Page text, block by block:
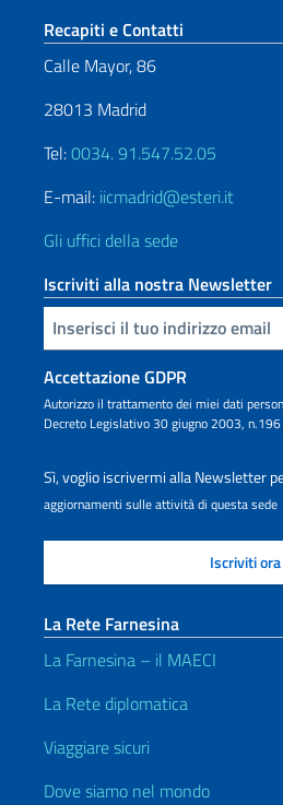
Sezione footer
Recapiti e Contatti
Calle Mayor, 86
28013 Madrid
Tel:0034. 91.547.52.05
E-mail: iicmadrid@esteri.it
Gli uffici della sede
Iscriviti alla nostra Newsletter
Inserisci la tua email
Accettazione GDPR
Autorizzo il trattamento dei miei dati
Decreto Legislativo 30 giugno 2003, n.196
Sì, voglio iscrivermi alla Newsletter
aggiornamenti sulle attività di questa sede
La Rete Farnesina
La Farnesina – il MAECI
La Rete diplomatica
Viaggiare sicuri
Dove siamo nel mondo